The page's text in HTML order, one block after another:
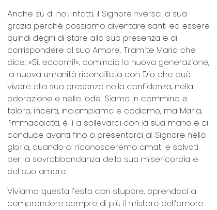
Anche su di noi, infatti, il Signore riversa la sua
grazia perché possiamo diventare santi ed essere
quindi degni di stare alla sua presenza e di
corrispondere al suo Amore. Tramite Maria che
dice: «Sì, eccomi!», comincia la nuova generazione,
la nuova umanità riconciliata con Dio che può
vivere alla sua presenza nella confidenza, nella
adorazione e nella lode. Siamo in cammino e
talora, incerti, inciampiamo e cadiamo, ma Maria,
l’Immacolata, è lì a sollevarci con la sua mano e ci
conduce avanti fino a presentarci al Signore nella
gloria, quando ci riconosceremo amati e salvati
per la sovrabbondanza della sua misericordia e
del suo amore.
Viviamo questa festa con stupore, aprendoci a
comprendere sempre di più il mistero dell’amore